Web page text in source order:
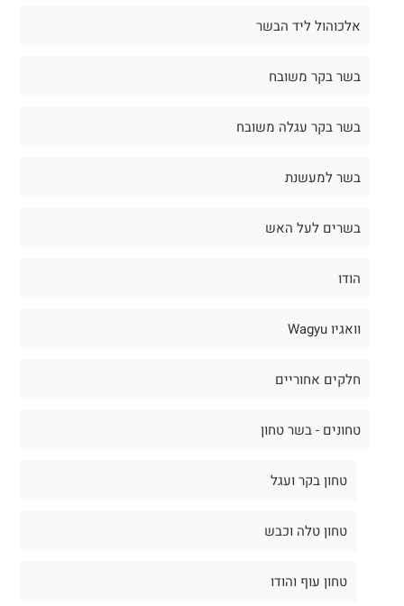
אלכוהול ליד הבשר
בשר בקר משובח
בשר בקר עגלה משובח
בשר למעשנת
בשרים לעל האש
הודו
וואגיו Wagyu
חלקים אחוריים
טחונים - בשר טחון
טחון בקר ועגל
טחון טלה וכבש
טחון עוף והודו